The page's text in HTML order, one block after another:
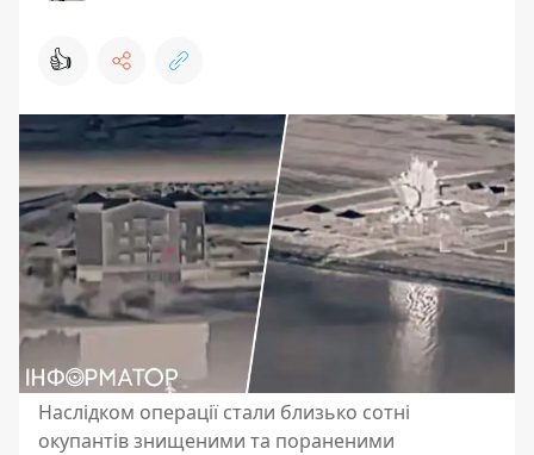
👍
Наслідком операції стали близько сотні
окупантів знищеними та пораненими